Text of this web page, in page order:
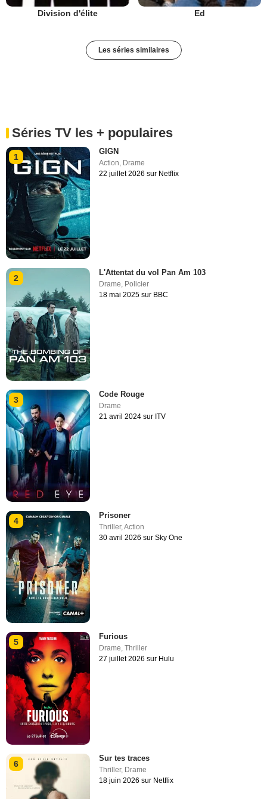
Division d'élite Ed
Les séries similaires
Séries TV les + populaires
1
GIGN
Action, Drame
22 juillet 2026 sur Netflix
2
L'Attentat du vol Pan Am 103
Drame, Policier
18 mai 2025 sur BBC
3
Code Rouge
Drame
21 avril 2024 sur ITV
4
Prisoner
Thriller,Action
30 avril 2026 sur Sky One
5
Furious
Drame,Thriller
27 juillet 2026 sur Hulu
6
Sur tes traces
Thriller, Drame
18 juin 2026 sur Netflix